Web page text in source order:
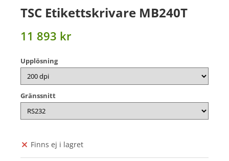
TSC Etikettskrivare MB240T
11 893 kr
Upplösning
Gränssnitt
Finns ej i lagret